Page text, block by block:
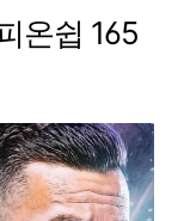
온쉽 165